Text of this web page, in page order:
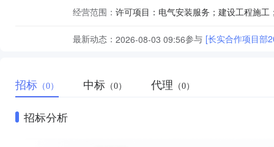
经营范围：
最新动态： 2026-08-03 09:56参与 [长实合作项目部
招标 （0） 中标 （0） 代理 （0）
招标分析